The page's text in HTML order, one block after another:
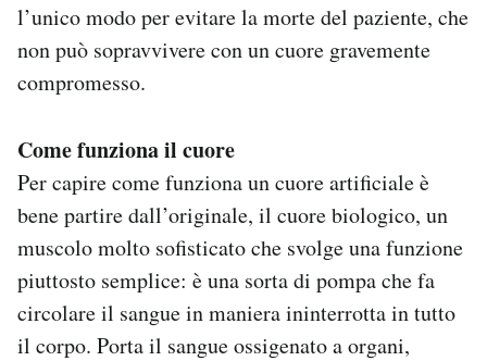
l’unico modo per evitare la morte del paziente, che
non può sopravvivere con un cuore gravemente
compromesso.
Come funziona il cuore
Per capire come funziona un cuore artificiale è
bene partire dall’originale, il cuore biologico, un
muscolo molto sofisticato che svolge una funzione
piuttosto semplice: è una sorta di pompa che fa
circolare il sangue in maniera ininterrotta in tutto
il corpo. Porta il sangue ossigenato a organi,